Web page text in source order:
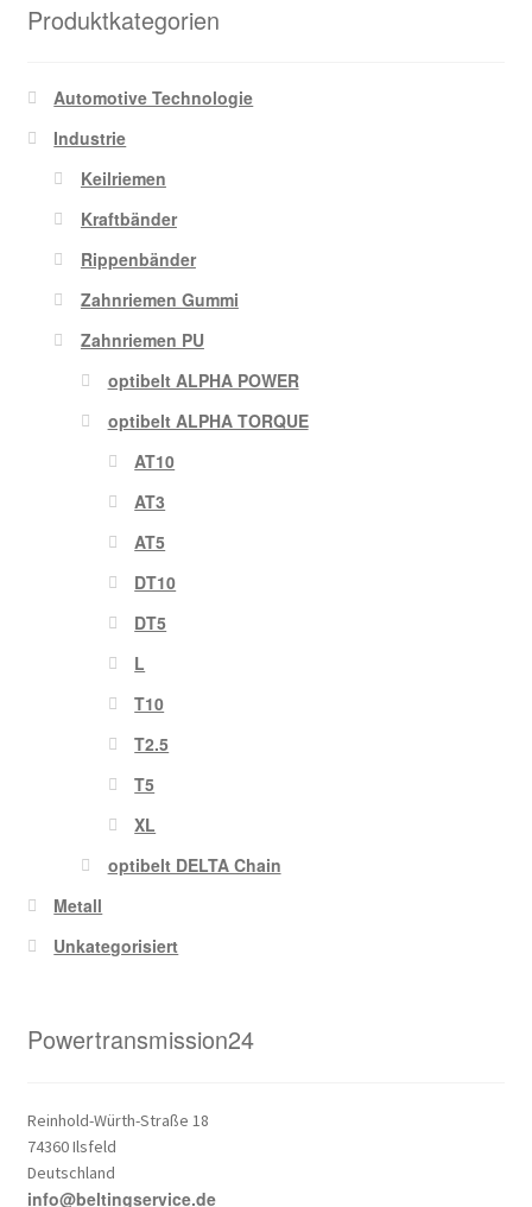
Produktkategorien
Automotive Technologie
Industrie
Keilriemen
Kraftbänder
Rippenbänder
Zahnriemen Gummi
Zahnriemen PU
optibelt ALPHA POWER
optibelt ALPHA TORQUE
AT10
AT3
AT5
DT10
DT5
L
T10
T2.5
T5
XL
optibelt DELTA Chain
Metall
Unkategorisiert
Powertransmission24
Reinhold-Würth-Straße 18
74360 Ilsfeld
Deutschland
info@beltingservice.de